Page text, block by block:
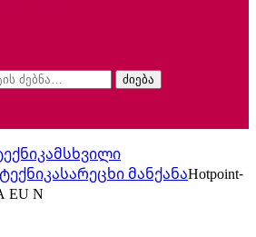
ძიება
მსხვილი
სარეცხი მანქანაHotpoint-
EU N